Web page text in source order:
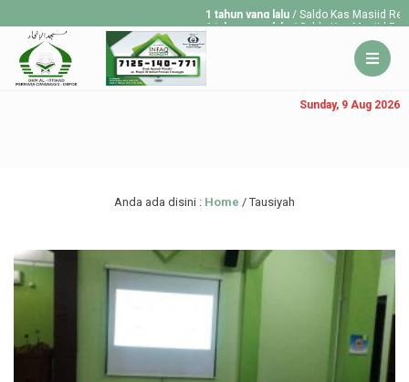
1 tahun yang lalu / Saldo Kas Masjid
1 tahun yang lalu/ Saldo Kas Masjid
1 tahun yang lalu
/ Saldo Kas Masjid
Sunday, 9 Aug 2026
Anda ada disini : Home /Tausiyah